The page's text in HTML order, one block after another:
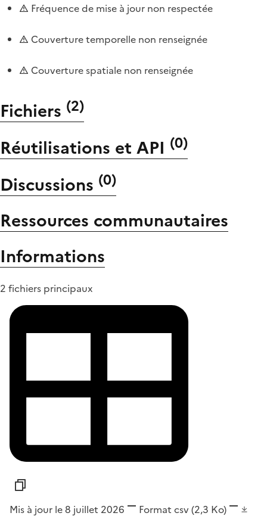
Fréquence de mise à jour non respectée
Couverture temporelle non renseignée
Couverture spatiale non renseignée
Fichiers (2)
Réutilisations et API (0)
Discussions (0)
Ressources communautaires
Informations
2 fichiers principaux
Mis à jour le 8 juillet 2026 Format csv(2,3 Ko)